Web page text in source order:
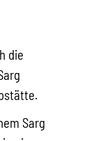
die
Sarg